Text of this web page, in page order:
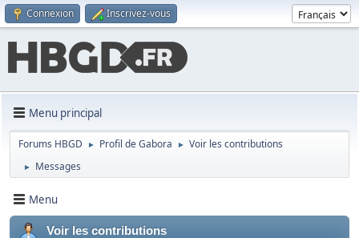
Connexion Inscrivez-vous
Menu principal
Forums HBGD ► Profil de Gabora ► Voir les contributions
► Messages
Menu
Voir les contributions